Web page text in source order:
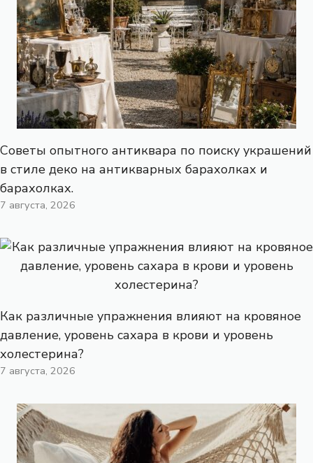
Советы опытного антиквара по поиску украшений
в стиле деко на антикварных барахолках и
барахолках.
7 августа, 2026
Как различные упражнения влияют на кровяное
давление, уровень сахара в крови и уровень
холестерина?
7 августа, 2026